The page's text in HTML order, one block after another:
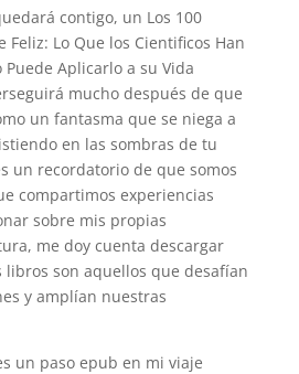
contigo, un Los 100
Feliz: Lo Que los Cientificos Han
Puede Aplicarlo a su Vida
mucho después de que
un fantasma que se niega a
en las sombras de tu
un recordatorio de que somos
compartimos experiencias
sobre mis propias
me doy cuenta descargar
libros son aquellos que desafían
y amplían nuestras
un paso epub en mi viaje